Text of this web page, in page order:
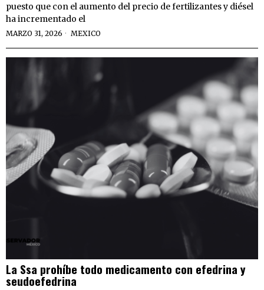
puesto que con el aumento del precio de fertilizantes y diésel
ha incrementado el
MARZO 31, 2026 MEXICO
La Ssa prohíbe todo medicamento con efedrina y
seudoefedrina